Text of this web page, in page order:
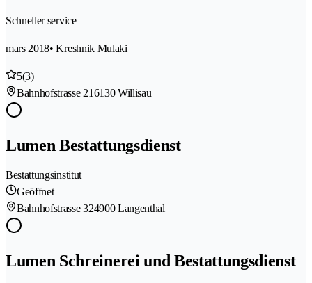
Schneller service
mars 2018• Kreshnik Mulaki
5(3)
Bahnhofstrasse 216130 Willisau
Lumen Bestattungsdienst
Bestattungsinstitut
Geöffnet
Bahnhofstrasse 324900 Langenthal
Lumen Schreinerei und Bestattungsdienst